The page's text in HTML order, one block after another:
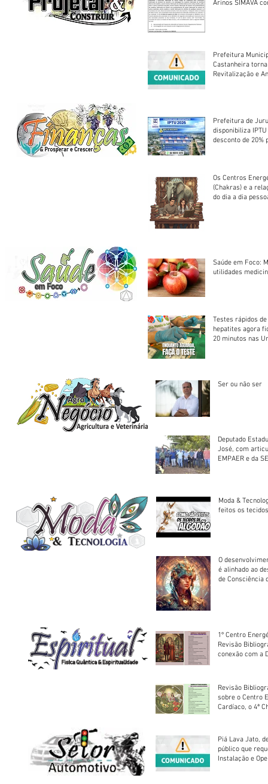
Arinos SIMAVA convoca à
Prefeitura
Castanheira
Revitalização e
Prefeitura de
disponibiliza
desconto de 20%
Os Centros
(Chakras) e a
do dia a dia
Saúde em Foco:
utilidades
Testes rápidos
hepatites agora
20 minutos nas
Ser ou não ser
Deputado
José, com
EMPAER e da
Moda &
feitos os
O
é alinhado ao
de Consciência
1º Centro
Revisão
conexão com a
Revisão
sobre o Centro
Cardíaco, o 4ª
Piá Lava Jato,
público que
Instalação e